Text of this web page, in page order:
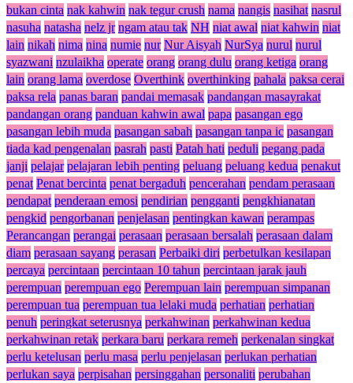
bukan cinta nak kahwin nak tegur crush nama nangis nasihat nasrul
nasuha natasha nelz jr ngam atau tak NH niat awal niat kahwin niat
lain nikah nima nina numie nur Nur Aisyah NurSya nurul nurul
syazwani nzulaikha operate orang orang dulu orang ketiga orang
lain orang lama overdose Overthink overthinking pahala paksa cerai
paksa rela panas baran pandai memasak pandangan masayrakat
pandangan orang panduan kahwin awal papa pasangan ego
pasangan lebih muda pasangan sabah pasangan tanpa ic pasangan
tiada kad pengenalan pasrah pasti Patah hati peduli pegang pada
janji pelajar pelajaran lebih penting peluang peluang kedua penakut
penat Penat bercinta penat bergaduh pencerahan pendam perasaan
pendapat penderaan emosi pendirian pengganti pengkhianatan
pengkid pengorbanan penjelasan pentingkan kawan perampas
Perancangan perangai perasaan perasaan bersalah perasaan dalam
diam perasaan sayang perasan Perbaiki diri perbetulkan kesilapan
percaya percintaan percintaan 10 tahun percintaan jarak jauh
perempuan perempuan ego Perempuan lain perempuan simpanan
perempuan tua perempuan tua lelaki muda perhatian perhatian
penuh peringkat seterusnya perkahwinan perkahwinan kedua
perkahwinan retak perkara baru perkara remeh perkenalan singkat
perlu ketelusan perlu masa perlu penjelasan perlukan perhatian
perlukan saya perpisahan persinggahan personaliti perubahan